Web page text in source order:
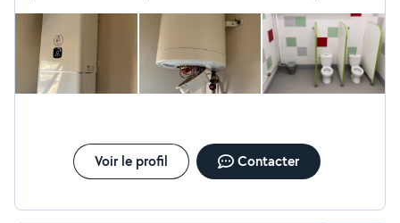
Voir le profil Contacter